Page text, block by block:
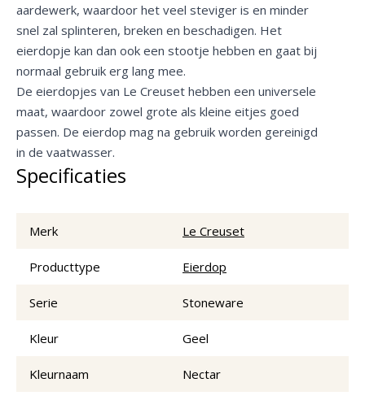
aardewerk, waardoor het veel steviger is en minder
snel zal splinteren, breken en beschadigen. Het
eierdopje kan dan ook een stootje hebben en gaat bij
normaal gebruik erg lang mee.
De eierdopjes van Le Creuset hebben een universele
maat, waardoor zowel grote als kleine eitjes goed
passen. De eierdop mag na gebruik worden gereinigd
in de vaatwasser.
Specificaties
Merk Le Creuset
Producttype Eierdop
Serie Stoneware
Kleur Geel
Kleurnaam Nectar